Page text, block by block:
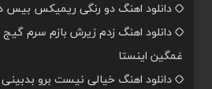
دانلود اهنگ دو رنگی ریمیکس بیس
دانلود اهنگ زدم زیرش بازم سرم
غمگین اینستا
دانلود اهنگ خیالی نیست برو